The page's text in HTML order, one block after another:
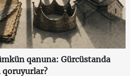
qanuna: Gürcüstanda